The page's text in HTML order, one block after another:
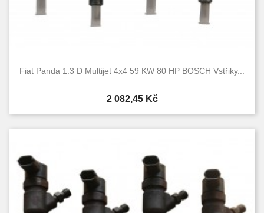
Fiat Panda 1.3 D Multijet 4x4 59 KW 80 HP BOSCH Vstřiky...
Cena
2 082,45 Kč